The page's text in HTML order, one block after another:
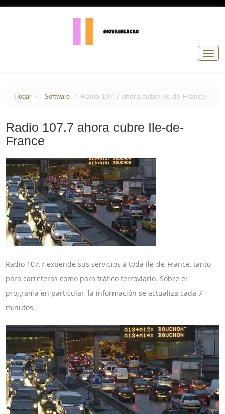
Hogar Software Radio 107.7 ahora cubre Ile-de-France
Radio 107.7 ahora cubre Ile-de-
France
Radio 107.7 extiende sus servicios a toda Ile-de-France, tanto
para carreteras como para tráfico ferroviario. Sobre el
programa en particular, la información se actualiza cada 7
minutos.